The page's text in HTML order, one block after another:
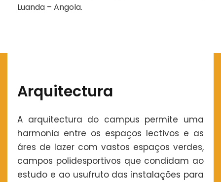
Luanda – Angola.
Arquitectura
A arquitectura do campus permite uma
harmonia entre os espaços lectivos e as
áres de lazer com vastos espaços verdes,
campos polidesportivos que condidam ao
estudo e ao usufruto das instalações para